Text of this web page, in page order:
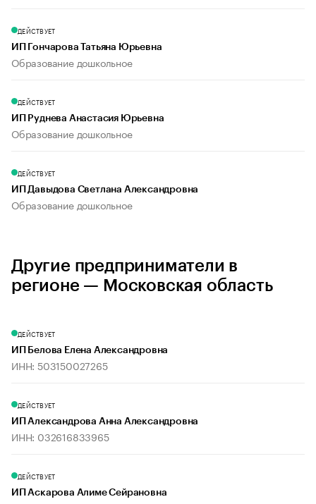
ДЕЙСТВУЕТ
ИП Гончарова Татьяна Юрьевна
Образование дошкольное
ДЕЙСТВУЕТ
ИП Руднева Анастасия Юрьевна
Образование дошкольное
ДЕЙСТВУЕТ
ИП Давыдова Светлана Александровна
Образование дошкольное
Другие предприниматели в
регионе — Московская область
ДЕЙСТВУЕТ
ИП Белова Елена Александровна
ИНН: 503150027265
ДЕЙСТВУЕТ
ИП Александрова Анна Александровна
ИНН: 032616833965
ДЕЙСТВУЕТ
ИП Аскарова Алиме Сейрановна